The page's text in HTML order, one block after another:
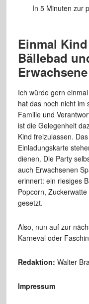
In 5 Minuten zur
Einmal
Bällebad
Erwachsene
Ich würde gern
hat das noch nicht im
Familie und
ist die Gelegenheit
Kind freizulassen.
Einladungskarte
dienen. Die Party
auch Erwachsenen
erinnert: ein riesiges
Popcorn,
gesetzt.
Also, nun auf zur
Karneval oder
Redaktion: Walter
Impressum